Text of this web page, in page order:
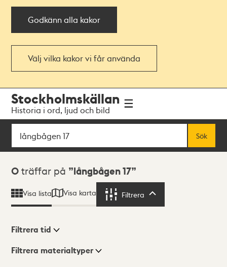
Godkänn alla kakor
Välj vilka kakor vi får använda
navigationen
huvudinnehållet
Stockholmskällan
Historia i ord, ljud och bild
Sök
Sök
Sökresultat
0 träffar på långbågen 17
Visa lista Visa karta Filtrera
Visningsläge
Filtrera tid
Filtrera materialtyper